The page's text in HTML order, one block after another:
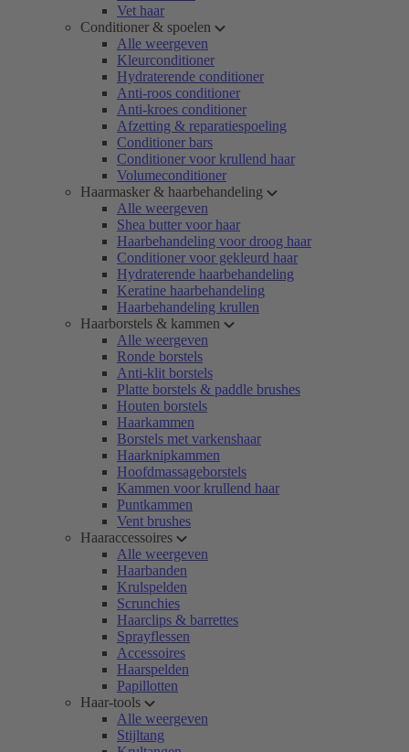
Vet haar
Conditioner & spoelen
Alle weergeven
Kleurconditioner
Hydraterende conditioner
Anti-roos conditioner
Anti-kroes conditioner
Afzetting & reparatiespoeling
Conditioner bars
Conditioner voor krullend haar
Volumeconditioner
Haarmasker & haarbehandeling
Alle weergeven
Shea butter voor haar
Haarbehandeling voor droog haar
Conditioner voor gekleurd haar
Hydraterende haarbehandeling
Keratine haarbehandeling
Haarbehandeling krullen
Haarborstels & kammen
Alle weergeven
Ronde borstels
Anti-klit borstels
Platte borstels & paddle brushes
Houten borstels
Haarkammen
Borstels met varkenshaar
Haarknipkammen
Hoofdmassageborstels
Kammen voor krullend haar
Puntkammen
Vent brushes
Haaraccessoires
Alle weergeven
Haarbanden
Krulspelden
Scrunchies
Haarclips & barrettes
Sprayflessen
Accessoires
Haarspelden
Papillotten
Haar-tools
Alle weergeven
Stijltang